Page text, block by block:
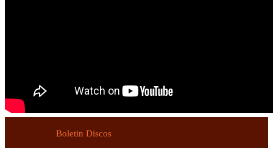
Boletin Discos